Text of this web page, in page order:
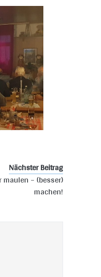
Nächster Beitrag
– (besser)
machen!